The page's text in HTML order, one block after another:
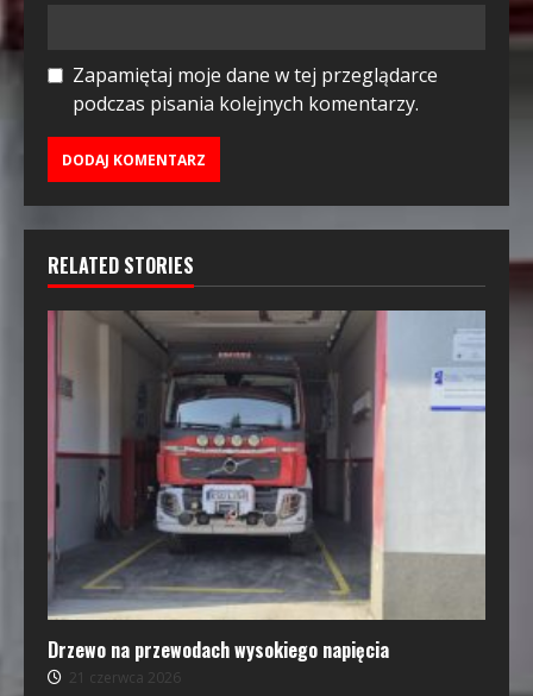
Zapamiętaj moje dane w tej przeglądarce
podczas pisania kolejnych komentarzy.
RELATED STORIES
Drzewo na przewodach wysokiego napięcia
21 czerwca 2026